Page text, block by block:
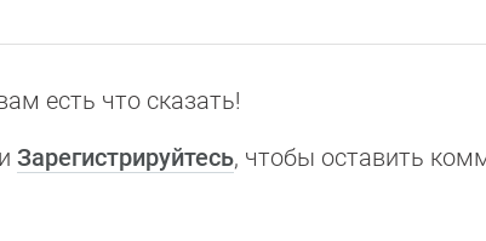
есть что сказать!
Зарегистрируйтесь, чтобы оставить